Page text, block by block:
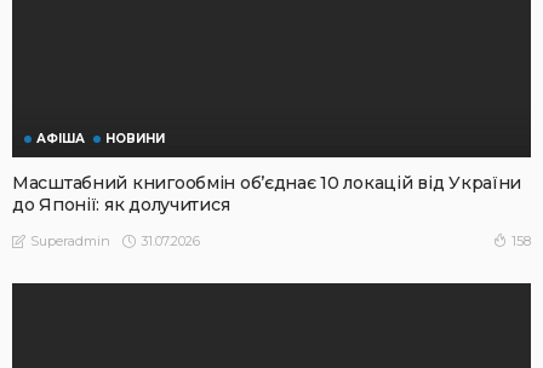
АФІША НОВИНИ
Масштабний книгообмін об’єднає 10 локацій від України
до Японії: як долучитися
Superadmin 31.07.2026 158